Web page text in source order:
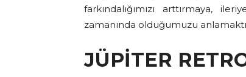
farkındalığımızı arttırmaya,
zamanında olduğumuzu
JÜPİTER